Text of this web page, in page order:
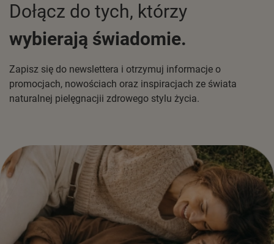
Dołącz do tych, którzy
wybierają świadomie.
Zapisz się do newslettera i otrzymuj informacje o
promocjach, nowościach oraz inspiracjach ze świata
naturalnej pielęgnacjii zdrowego stylu życia.